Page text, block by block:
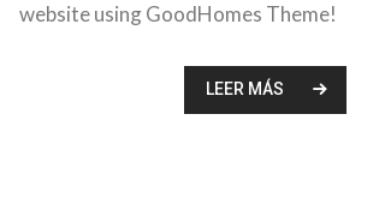
website using GoodHomes Theme!
LEER MÁS